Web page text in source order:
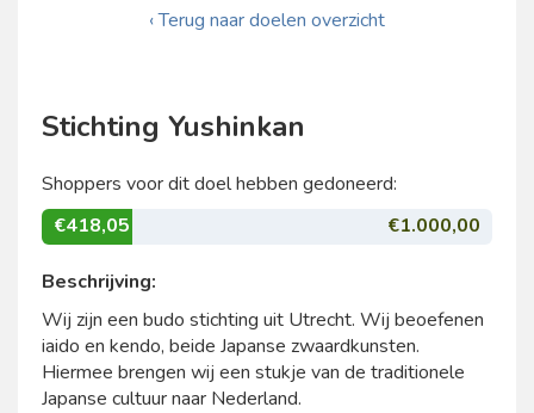
‹ Terug naar doelen overzicht
Stichting Yushinkan
Shoppers voor dit doel hebben gedoneerd:
€418,05
€1.000,00
Beschrijving:
Wij zijn een budo stichting uit Utrecht. Wij beoefenen
iaido en kendo, beide Japanse zwaardkunsten.
Hiermee brengen wij een stukje van de traditionele
Japanse cultuur naar Nederland.